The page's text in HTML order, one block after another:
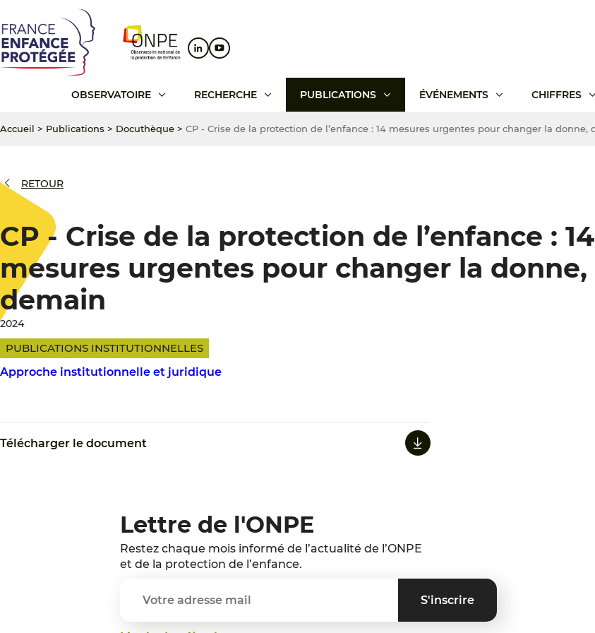
au
contenu
principal
au
menu
principal
au
pied
de
page
OBSERVATOIRE RECHERCHE PUBLICATIONS ÉVÉNEMENTS CHIFFRES
Accueil > Publications > Docuthèque > CP - Crise de la protection de l’enfance : 14 mesures urgentes pour changer la donne,
RETOUR
CP - Crise de la protection de l’enfance : 14
mesures urgentes pour changer la donne,
demain
2024
PUBLICATIONS INSTITUTIONNELLES
Approche institutionnelle et juridique
Télécharger le document
Lettre de l'ONPE
Restez chaque mois informé de l’actualité de l’ONPE
et de la protection de l’enfance.